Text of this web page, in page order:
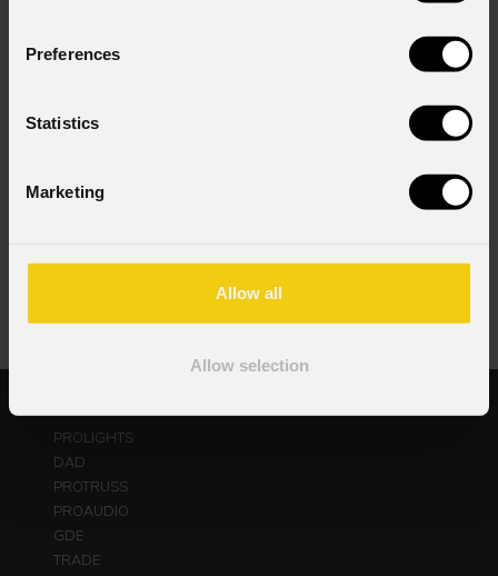
Preferences
Statistics
Marketing
Allow all
Allow selection
Consenso al marketing
Acconsento al trattamento dei dati per ricevere
Consenso al trattamento dei dati personali
acconsento al trattamento ai sensi dell'art. 6 del
GDPR (Privacy Policy).
PROLIGHTS
DAD
PROTRUSS
PROAUDIO
GDE
TRADE